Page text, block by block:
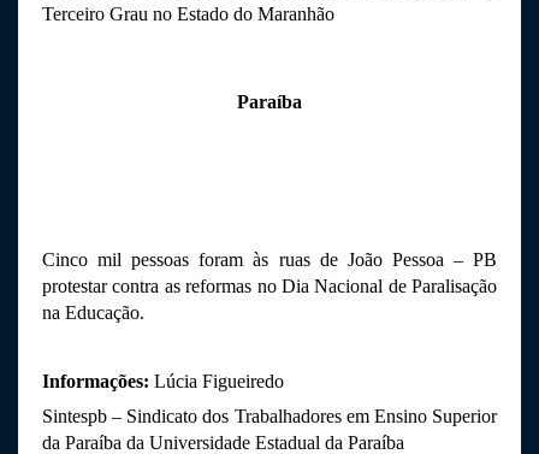
Terceiro Grau no Estado do Maranhão
Paraíba
Cinco mil pessoas foram às ruas de João Pessoa – PB
protestar contra as reformas no Dia Nacional de Paralisação
na Educação.
Informações: Lúcia Figueiredo
Sintespb – Sindicato dos Trabalhadores em Ensino Superior
da Paraíba da Universidade Estadual da Paraíba